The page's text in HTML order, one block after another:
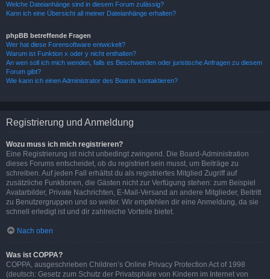
Welche Dateianhänge sind in diesem Forum zulässig?
Kann ich eine Übersicht all meiner Dateianhänge erhalten?
phpBB betreffende Fragen
Wer hat diese Forensoftware entwickelt?
Warum ist Funktion x oder y nicht enthalten?
An wen soll ich mich wenden, falls es Beschwerden oder juristische Anfragen zu diesem
Forum gibt?
Wie kann ich einen Administrator des Boards kontaktieren?
Registrierung und Anmeldung
Wozu muss ich mich registrieren?
Eine Registrierung ist nicht unbedingt zwingend. Die Board-Administration
dieses Forums entscheidet, ob du registriert sein musst, um Beiträge zu
schreiben. Auf jeden Fall erhältst du als registriertes Mitglied Zugriff auf
zusätzliche Funktionen, die Gästen nicht zur Verfügung stehen: zum Beispiel
Avatarbilder, Private Nachrichten, E-Mail-Versand an andere Mitglieder, Beitritt
zu Benutzergruppen und so weiter. Wir empfehlen dir eine Anmeldung, da sie
schnell erledigt ist und dir zahlreiche Vorteile bietet.
Nach oben
Was ist COPPA?
COPPA, ausgeschrieben Children’s Online Privacy Protection Act of 1998
(deutsch: Gesetz zum Schutz der Privatsphäre von Kindern im Internet von